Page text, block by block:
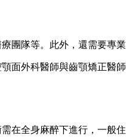
團隊等。此外，還需要專
外科醫師與齒顎矯正醫
在全身麻醉下進行，一般住